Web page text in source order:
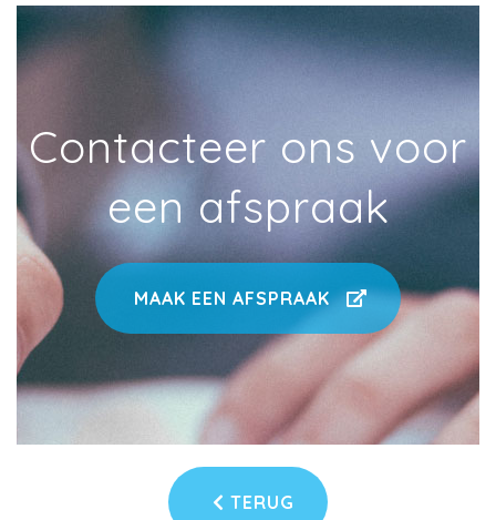
Contacteer ons voor
een afspraak
MAAK EEN AFSPRAAK
TERUG